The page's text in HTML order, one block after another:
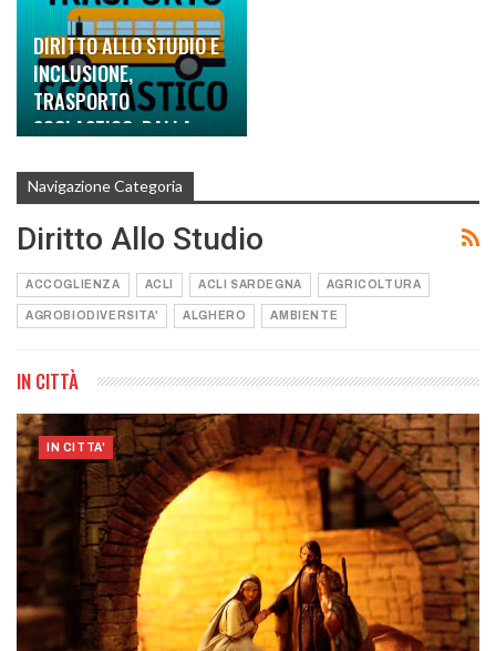
DIRITTO ALLO STUDIO E
INCLUSIONE,
TRASPORTO
SCOLASTICO: DALLA
Navigazione Categoria
Diritto Allo Studio
ACCOGLIENZA ACLI ACLI SARDEGNA AGRICOLTURA
AGROBIODIVERSITA' ALGHERO AMBIENTE
IN CITTÀ
IN CITTA'